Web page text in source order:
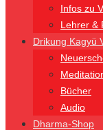
Infos zu
Lehrer &
Drikung Kagyü
Bücher
Audio
Dharma-Shop